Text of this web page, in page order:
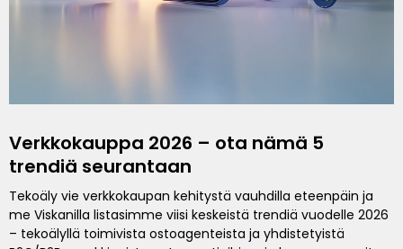
Verkkokauppa 2026 – ota nämä 5
trendiä seurantaan
Tekoäly vie verkkokaupan kehitystä vauhdilla eteenpäin ja
me Viskanilla listasimme viisi keskeistä trendiä vuodelle 2026
– tekoälyllä toimivista ostoagenteista ja yhdistetyistä